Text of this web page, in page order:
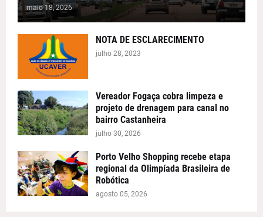
maio 18, 2026
NOTA DE ESCLARECIMENTO
julho 28, 2023
Vereador Fogaça cobra limpeza e
projeto de drenagem para canal no
bairro Castanheira
julho 30, 2026
Porto Velho Shopping recebe etapa
regional da Olimpíada Brasileira de
Robótica
agosto 05, 2026